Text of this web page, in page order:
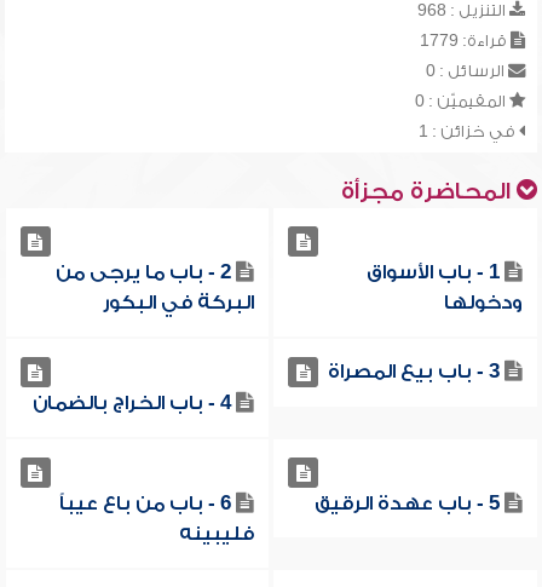
التنزيل : 968
قراءة: 1779
الرسائل : 0
المقيميّن : 0
في خزائن : 1
المحاضرة مجزأة
1 - باب الأسواق
ودخولها
2 - باب ما يرجى من
البركة في البكور
3 - باب بيع المصراة
4 - باب الخراج بالضمان
5 - باب عهدة الرقيق
6 - باب من باع عيباً
فليبينه